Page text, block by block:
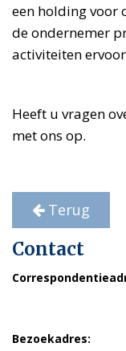
een holding voor
de ondernemer
activiteiten
Heeft u vragen
met ons op.
Terug
Contact
Bezoekadres: